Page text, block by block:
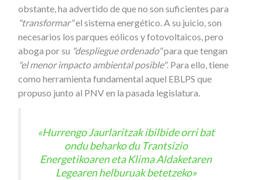
obstante, ha advertido de que no son suficientes para
"transformar"el sistema energético. A su juicio, son
necesarios los parques eólicos y fotovoltaicos, pero
aboga por su "despliegue ordenado"para que tengan
"el menor impacto ambiental posible". Para ello, tiene
como herramienta fundamental aquel EBLPS que
propuso junto al PNV en la pasada legislatura.
«Hurrengo Jaurlaritzak ibilbide orri bat
ondu beharko du Trantsizio
Energetikoaren eta Klima Aldaketaren
Legearen helburuak betetzeko»